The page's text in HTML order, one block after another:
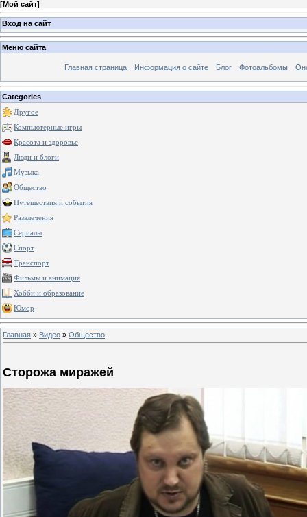
[Мой сайт]
Вход на сайт
Меню сайта
Главная страница Информация о сайте Блог Фотоальбомы
Categories
Другое
Компьютерные игры
Красота и здоровье
Люди и блоги
Музыка
Общество
Путешествия и события
Развлечения
Сериалы
Спорт
Транспорт
Фильмы и анимация
Хобби и образование
Юмор
Главная » Видео » Общество
Сторожа миражей